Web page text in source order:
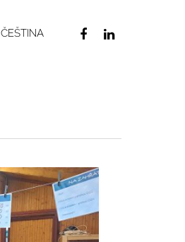
ČEŠTINA